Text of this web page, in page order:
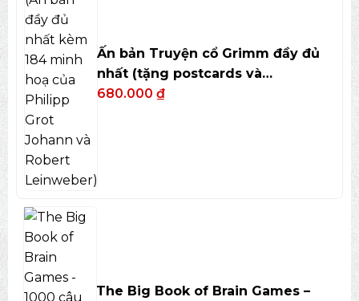
Ấn bản Truyện cổ Grimm đầy đủ
nhất (tặng postcards và
bookmark)
680.000 ₫
The Big Book of Brain Games –